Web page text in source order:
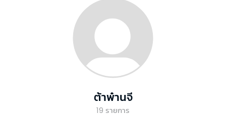
ต้าพ๋านจี
19 รายการ